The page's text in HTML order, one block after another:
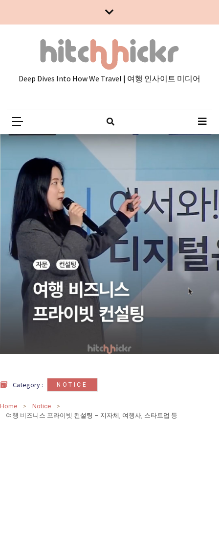
카
테
Deep Dives Into How We Travel | 여행 인사이트 미디어
Category : NOTICE
Home
Notice
여행 비즈니스 프라이빗 컨설팅 – 지자체, 여행사, 스타트업 등